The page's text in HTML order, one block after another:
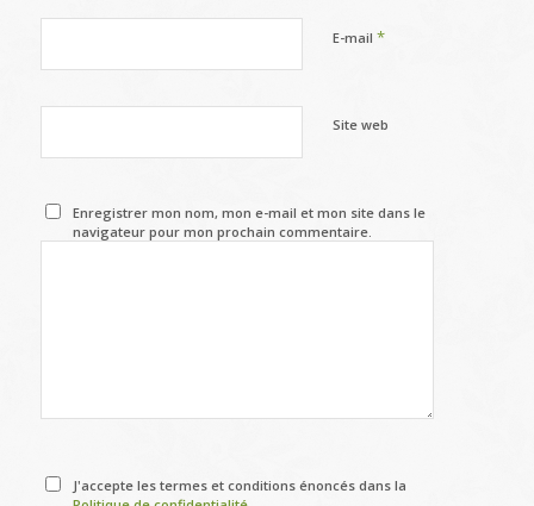
E-mail *
Site web
Enregistrer mon nom, mon e-mail et mon site dans le
navigateur pour mon prochain commentaire.
J'accepte les termes et conditions énoncés dans la